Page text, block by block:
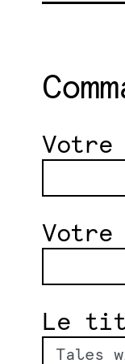
Votre
Votre
Le